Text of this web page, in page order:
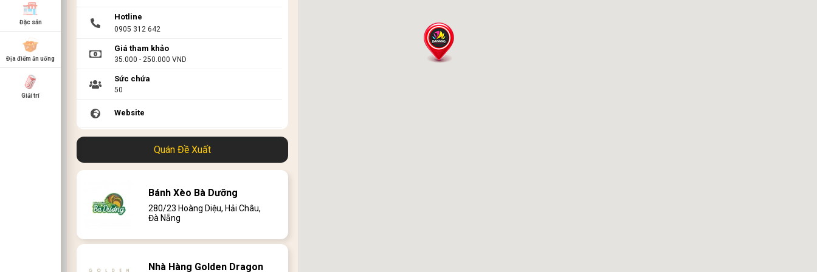
Đặc sản
Địa điểm ăn uống
Giải trí
Hotline
0905 312 642
Giá tham khảo
35.000 - 250.000 VND
Sức chứa
50
Website
Quán Đề Xuất
Bánh Xèo Bà Dưỡng
280/23 Hoàng Diệu, Hải Châu,
Đà Nẵng
Nhà Hàng Golden Dragon